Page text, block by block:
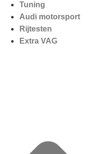
Tuning
Audi motorsport
Rijtesten
Extra VAG